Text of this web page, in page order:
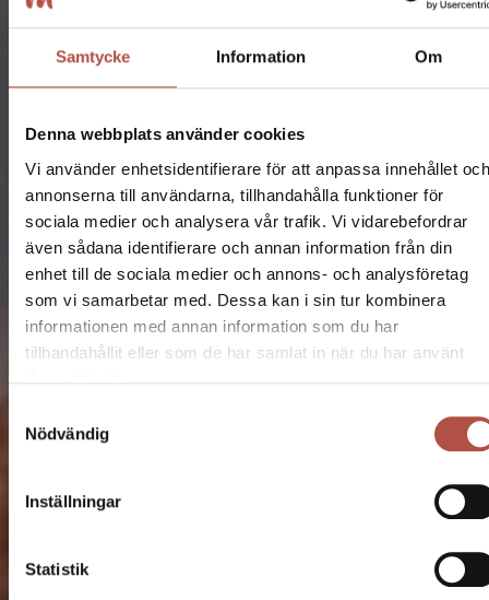
Samtycke Information Om
Denna webbplats använder cookies
Vi använder enhetsidentifierare för att anpassa innehållet och
annonserna till användarna, tillhandahålla funktioner för
sociala medier och analysera vår trafik. Vi vidarebefordrar
även sådana identifierare och annan information från din
enhet till de sociala medier och annons- och analysföretag
som vi samarbetar med. Dessa kan i sin tur kombinera
informationen med annan information som du har
tillhandahållit eller som de har samlat in när du har använt
Nödvändig
Inställningar
Statistik